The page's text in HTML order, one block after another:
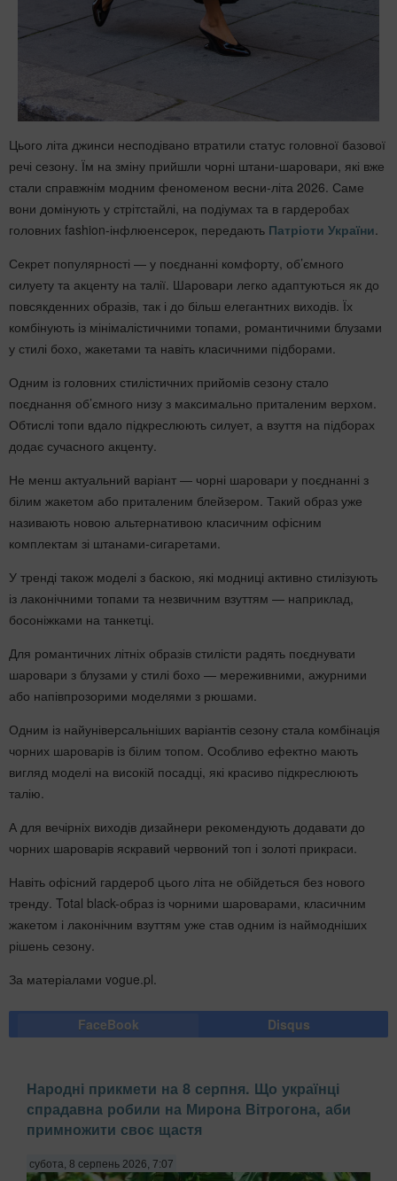
Цього літа джинси несподівано втратили статус головної базової
речі сезону. Їм на зміну прийшли чорні штани-шаровари, які вже
стали справжнім модним феноменом весни-літа 2026. Саме
вони домінують у стрітстайлі, на подіумах та в гардеробах
головних fashion-інфлюенсерок, передають Патріоти України
Секрет популярності — у поєднанні комфорту, об’ємного
силуету та акценту на талії. Шаровари легко адаптуються як до
повсякденних образів, так і до більш елегантних виходів. Їх
комбінують із мінімалістичними топами, романтичними блузами
у стилі бохо, жакетами та навіть класичними підборами.
Одним із головних стилістичних прийомів сезону стало
поєднання об’ємного низу з максимально приталеним верхом.
Обтислі топи вдало підкреслюють силует, а взуття на підборах
додає сучасного акценту.
Не менш актуальний варіант — чорні шаровари у поєднанні з
білим жакетом або приталеним блейзером. Такий образ уже
називають новою альтернативою класичним офісним
комплектам зі штанами-сигаретами.
У тренді також моделі з баскою, які модниці активно стилізують
із лаконічними топами та незвичним взуттям — наприклад,
босоніжками на танкетці.
Для романтичних літніх образів стилісти радять поєднувати
шаровари з блузами у стилі бохо — мереживними, ажурними
або напівпрозорими моделями з рюшами.
Одним із найуніверсальніших варіантів сезону стала комбінація
чорних шароварів із білим топом. Особливо ефектно мають
вигляд моделі на високій посадці, які красиво підкреслюють
талію.
А для вечірніх виходів дизайнери рекомендують додавати до
чорних шароварів яскравий червоний топ і золоті прикраси.
Навіть офісний гардероб цього літа не обійдеться без нового
тренду. Total black-образ із чорними шароварами, класичним
жакетом і лаконічним взуттям уже став одним із наймодніших
рішень сезону.
За матеріалами vogue.pl.
FaceBook Disqus
Народні прикмети на 8 серпня. Що українці
спрадавна робили на Мирона Вітрогона, аби
примножити своє щастя
субота, 8 серпень 2026, 7:07